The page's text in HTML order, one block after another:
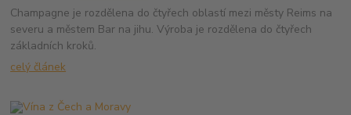
Champagne je rozdělena do čtyřech oblastí mezi městy Reims na
severu a městem Bar na jihu. Výroba je rozdělena do čtyřech
základních kroků.
celý článek